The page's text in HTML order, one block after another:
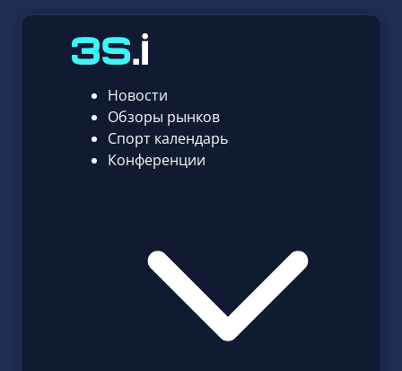
Новости
Обзоры рынков
Спорт календарь
Конференции